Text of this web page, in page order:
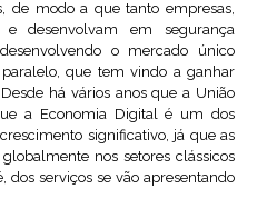
de modo a que tanto empresas,
desenvolvam em segurança
o mercado único
que tem vindo a ganhar
há vários anos que a União
a Economia Digital é um dos
significativo, já que as
nos setores clássicos
serviços se vão apresentando